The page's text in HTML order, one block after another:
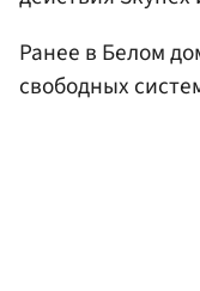
Ранее в Белом
свободных